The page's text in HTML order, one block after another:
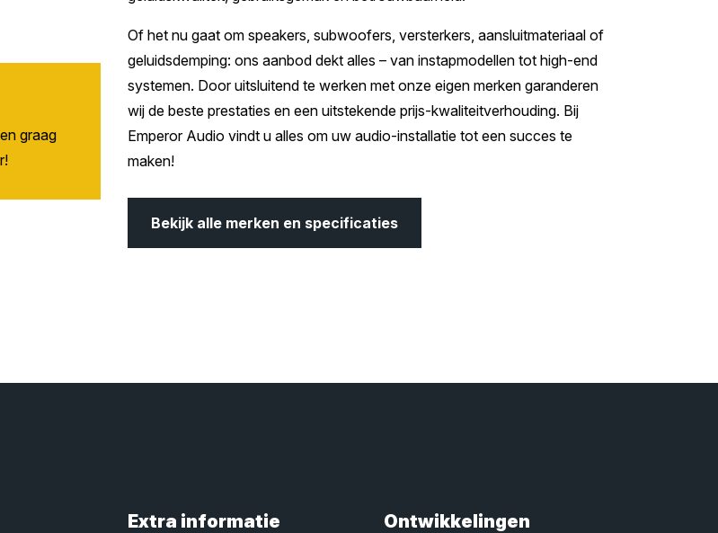
graag
Of het nu gaat om speakers, subwoofers, versterkers, aansluitmateriaal of
geluidsdemping: ons aanbod dekt alles – van instapmodellen tot high-end
systemen. Door uitsluitend te werken met onze eigen merken garanderen
wij de beste prestaties en een uitstekende prijs-kwaliteitverhouding. Bij
Emperor Audio vindt u alles om uw audio-installatie tot een succes te
maken!
Bekijk alle merken en specificaties
Extra informatie Ontwikkelingen